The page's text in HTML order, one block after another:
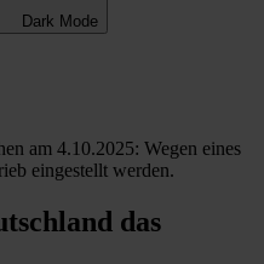
Dark Mode
am 4.10.2025: Wegen eines
eingestellt werden.
das